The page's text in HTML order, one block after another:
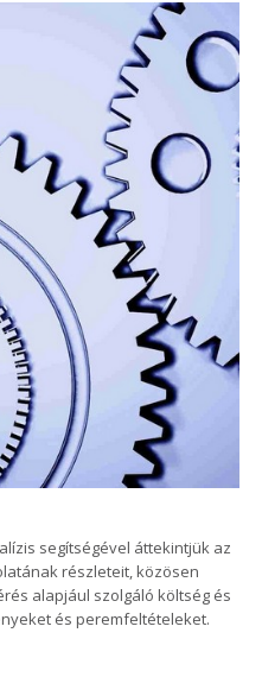
segítségével áttekintjük az
részleteit, közösen
alapjául szolgáló költség és
és peremfeltételeket.